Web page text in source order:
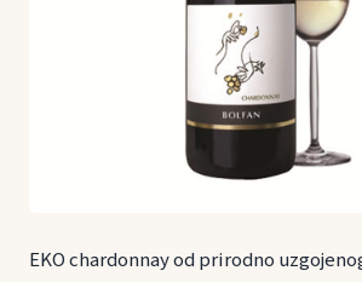
EKO chardonnay od prirodno